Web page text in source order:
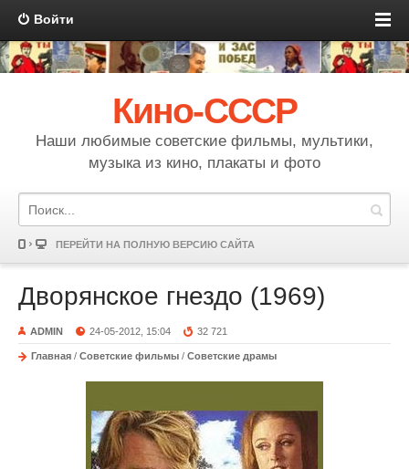
Войти
Кино-СССР
Наши любимые советские фильмы, мультики,
музыка из кино, плакаты и фото
ПЕРЕЙТИ НА ПОЛНУЮ ВЕРСИЮ САЙТА
Дворянское гнездо (1969)
ADMIN 24-05-2012, 15:04 32 721
Главная / Советские фильмы / Советские драмы